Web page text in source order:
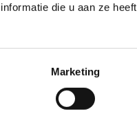
die u aan ze heeft
Marketing